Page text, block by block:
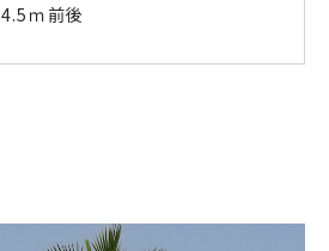
4.5ｍ前後